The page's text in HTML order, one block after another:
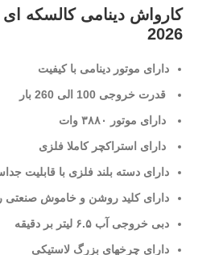
کارواش دینامی کالسکه
2026
دارای موتور دینامی با کیفیت
قدرت خروجی 100 الی 260 بار
دارای موتور ٣٨٨٠ وات
دارای استراکچر کاملا فلزی
دارای دسته بلند فلزی با قابلیت
دارای کلید روشن و خاموش صنعتی
دبی خروجی آب ۶.۵ لیتر بر دقیقه
دارای چرخهای بزرگ لاستیکی